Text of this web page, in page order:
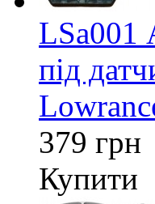
LSa001
під
379 грн
Купити